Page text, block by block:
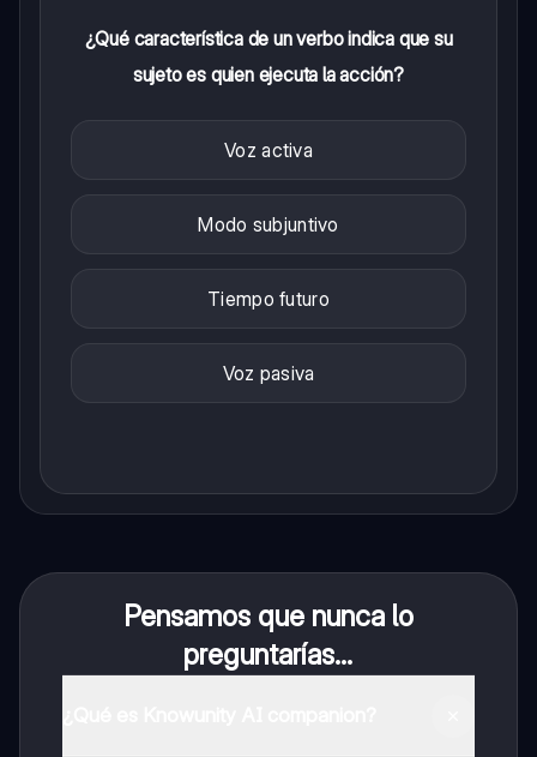
¿Qué característica de un verbo indica que su
sujeto es quien ejecuta la acción?
Voz activa
Modo subjuntivo
Tiempo futuro
Voz pasiva
Pensamos que nunca lo
preguntarías...